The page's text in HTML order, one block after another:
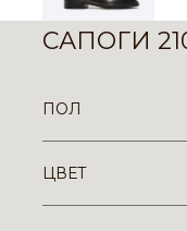
САПОГИ
ПОЛ
ЦВЕТ